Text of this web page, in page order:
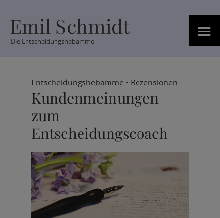
Emil Schmidt
Die Entscheidungshebamme ≡
Entscheidungshebamme • Rezensionen
Kundenmeinungen
zum
Entscheidungscoach